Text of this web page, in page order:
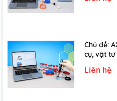
Chủ đề:
cụ, vật tư
Liên hệ